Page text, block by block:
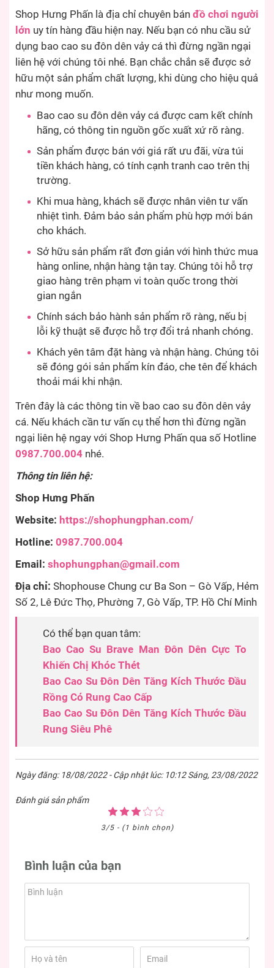
Shop Hưng Phấn là địa chỉ chuyên bán đồ chơi người
lớn uy tín hàng đầu hiện nay. Nếu bạn có nhu cầu sử
dụng bao cao su đôn dên vảy cá thì đừng ngần ngại
liên hệ với chúng tôi nhé. Bạn chắc chắn sẽ được sở
hữu một sản phẩm chất lượng, khi dùng cho hiệu quả
như mong muốn.
Bao cao su đôn dên vảy cá được cam kết chính
hãng, có thông tin nguồn gốc xuất xứ rõ ràng.
Sản phẩm được bán với giá rất ưu đãi, vừa túi
tiền khách hàng, có tính cạnh tranh cao trên thị
trường.
Khi mua hàng, khách sẽ được nhân viên tư vấn
nhiệt tình. Đảm bảo sản phẩm phù hợp mới bán
cho khách.
Sở hữu sản phẩm rất đơn giản với hình thức mua
hàng online, nhận hàng tận tay. Chúng tôi hỗ trợ
giao hàng trên phạm vi toàn quốc trong thời
gian ngắn
Chính sách bảo hành sản phẩm rõ ràng, nếu bị
lỗi kỹ thuật sẽ được hỗ trợ đổi trả nhanh chóng.
Khách yên tâm đặt hàng và nhận hàng. Chúng tôi
sẽ đóng gói sản phẩm kín đáo, che tên để khách
thoải mái khi nhận.
Trên đây là các thông tin về bao cao su đôn dên vảy
cá. Nếu khách cần tư vấn cụ thể hơn thì đừng ngần
ngại liên hệ ngay với Shop Hưng Phấn qua số Hotline
0987.700.004 nhé.
Thông tin liên hệ:
Shop Hưng Phấn
Website: https://shophungphan.com/
Hotline: 0987.700.004
Email: shophungphan@gmail.com
Địa chỉ: Shophouse Chung cư Ba Son – Gò Vấp, Hẻm
Số 2, Lê Đức Thọ, Phường 7, Gò Vấp, TP. Hồ Chí Minh
Có thể bạn quan tâm:
Bao Cao Su Brave Man Đôn Dên Cực To
Khiến Chị Khóc Thét
Bao Cao Su Đôn Dên Tăng Kích Thước Đầu
Rồng Có Rung Cao Cấp
Bao Cao Su Đôn Dên Tăng Kích Thước Đầu
Rung Siêu Phê
Ngày đăng: 18/08/2022 - Cập nhật lúc: 10:12 Sáng, 23/08/2022
Đánh giá sản phẩm
3/5 - (1 bình chọn)
Bình luận của bạn